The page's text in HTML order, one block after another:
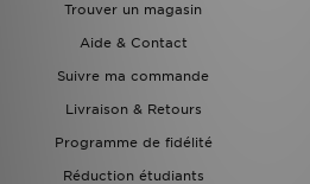
Trouver un magasin
Aide & Contact
Suivre ma commande
Livraison & Retours
Programme de fidélité
Réduction étudiants